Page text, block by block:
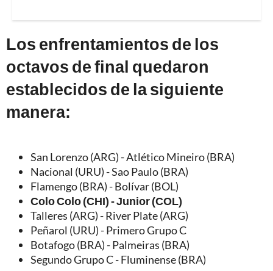
Los enfrentamientos de los
octavos de final quedaron
establecidos de la siguiente
manera:
San Lorenzo (ARG) - Atlético Mineiro (BRA)
Nacional (URU) - Sao Paulo (BRA)
Flamengo (BRA) - Bolívar (BOL)
Colo Colo (CHI) - Junior (COL)
Talleres (ARG) - River Plate (ARG)
Peñarol (URU) - Primero Grupo C
Botafogo (BRA) - Palmeiras (BRA)
Segundo Grupo C - Fluminense (BRA)